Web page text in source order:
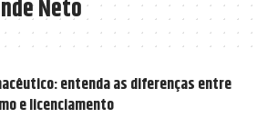
Neto
entenda as diferenças entre
e licenciamento